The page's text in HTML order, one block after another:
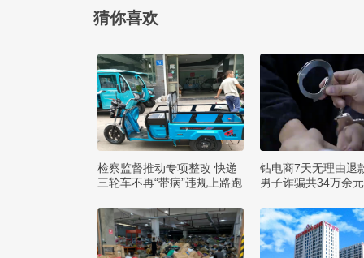
猜你喜欢
检察监督推动专项整改 快递
三轮车不再“带病”违规上路跑
钻电商7天无理由退
男子诈骗共34万余